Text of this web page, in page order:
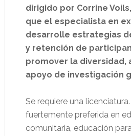
dirigido por Corrine
que el especialista en
desarrolle estrategias
y retención de
promover la diversidad,
apoyo de investigación
Se requiere una
fuertemente preferida en
comunitaria, educación